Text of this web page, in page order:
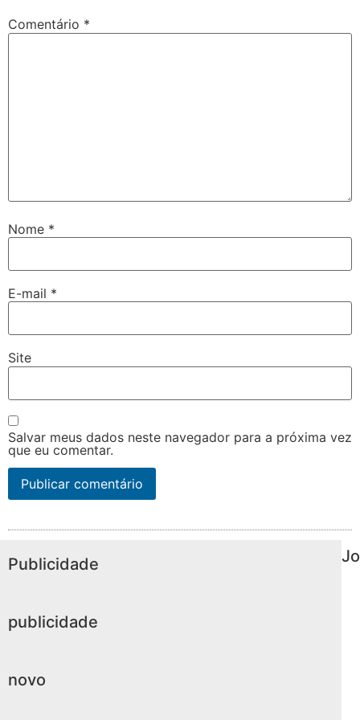
Comentário *
Nome *
E-mail *
Site
Salvar meus dados neste navegador para a próxima vez
que eu comentar.
Publicidade
publicidade
novo
Jo